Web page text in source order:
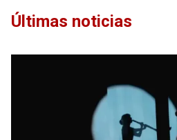
Últimas noticias